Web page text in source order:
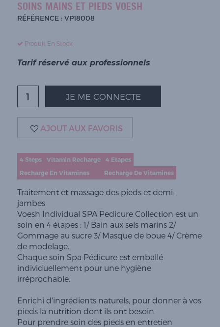
SOINS MAINS ET PIEDS VOESH
RÉFÉRENCE : VP18008
Produit En Stock
Tarif réservé aux professionnels
JE ME CONNECTE
AJOUT AUX FAVORIS
4 Steps Vitamin Recharge
4 Etapes
Recharge En Vitamines
Recharge De Vitamines
Traitement et massage des pieds et demi-
jambes
Voesh Individual SPA Pedicure Collection est un
soin en 4 étapes : 1/ Bain aux sels marins 2/
Gommage au sucre 3/ Masque de boue 4/ Crème
de modelage.
Chaque soin Spa Pédicure est emballé
individuellement pour une hygiène
irréprochable.
Enrichi d'ingrédients naturels, pour donner à vos
pieds la nutrition dont ils ont besoin.
Pour prendre soin des pieds en entretien